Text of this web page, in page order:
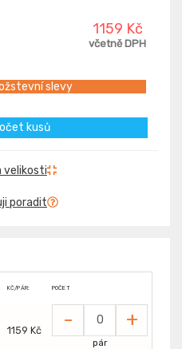
1159 Kč
včetně DPH
slevy
kusů
velikosti
poradit
KČ/PÁR: POČET
1159 Kč - +
pár